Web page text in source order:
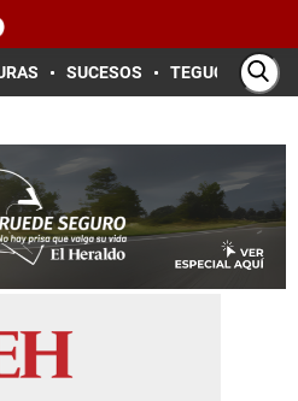
SUCESOS TEGUCIGALPA